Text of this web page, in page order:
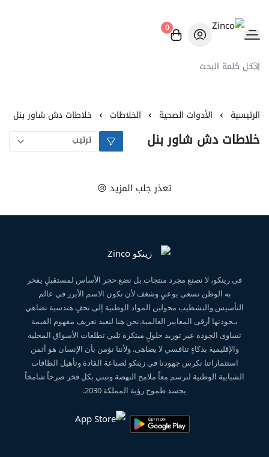
Zinco
0
الرئيسية الأدوات الصحية الخلاطات خلاطات دش شاور بنل
خلاطات دش شاور بنل
تعذر جلب المزيد 😢
في زينكو، لا نصنع مجرد منتجات بل نضع حجر الأساس لمستقبلٍ يفخر
به الوطن نسعى بوعيٍ وشغف لأن نكون الاسم الأبرز في عالم
التأسيس والتشطيب محولين المواد الوطنية إلى تحفٍ هندسية تضاهي
بـجودتها أرقى المعايير العالمية.نحن هنا لنعيد تعريف مفهوم القيمة
تساوى الجودة عبر توريد حلولٍ مبتكرة تلبي تطلعات الأسواق المحلية
والإقليمية بذكاءٍ تنافسي لا يضاهى. ولأننا نؤمن بأن الإنسان هو أثمن
استثماراتنا نكرس جهودنا في زينكو لصناعة القادة وتأهيل الطاقات
الشبابية الوطنية لنرسم معاً ملامح النهضة ونبني بكل فخر صرحاً شامخاً
يجسد طموح رؤية المملكة 2030.